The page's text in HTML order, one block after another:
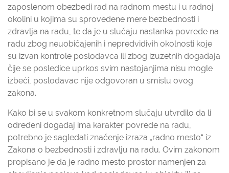
zaposlenom obezbedi rad na radnom mestu i u radnoj
okolini u kojima su sprovedene mere bezbednosti i
zdravlja na radu, te da je u slučaju nastanka povrede na
radu zbog neuobičajenih i nepredvidivih okolnosti koje
su izvan kontrole poslodavca ili zbog izuzetnih događaja
čije se posledice uprkos svim nastojanjima nisu mogle
izbeći, poslodavac nije odgovoran u smislu ovog
zakona.
Kako bi se u svakom konkretnom slučaju utvrdilo da li
određeni događaj ima karakter povrede na radu,
potrebno je sagledati značenje izraza „radno mesto“ iz
Zakona o bezbednosti i zdravlju na radu. Ovim zakonom
propisano je da je radno mesto prostor namenjen za